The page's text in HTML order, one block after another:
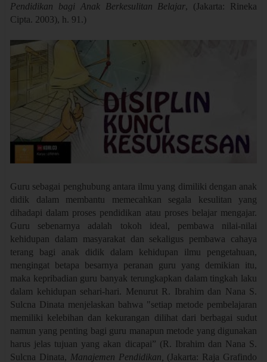
Pendidikan bagi Anak Berkesulitan Belajar, (Jakarta: Rineka
Cipta. 2003), h. 91.)
Guru sebagai penghubung antara ilmu yang dimiliki dengan anak
didik dalam membantu memecahkan segala kesulitan yang
dihadapi dalam proses pendidikan atau proses belajar mengajar.
Guru sebenarnya adalah tokoh ideal, pembawa nilai-nilai
kehidupan dalam masyarakat dan sekaligus pembawa cahaya
terang bagi anak didik dalam kehidupan ilmu pengetahuan,
mengingat betapa besarnya peranan guru yang demikian itu,
maka kepribadian guru banyak terungkapkan dalam tingkah laku
dalam kehidupan sehari-hari. Menurut R. Ibrahim dan Nana S.
Sulcna Dinata menjelaskan bahwa "setiap metode pembelajaran
memiliki kelebihan dan kekurangan dilihat dari berbagai sudut
namun yang penting bagi guru manapun metode yang digunakan
harus jelas tujuan yang akan dicapai” (R. Ibrahim dan Nana S.
Sulcna Dinata, Manajemen Pendidikan, (Jakarta: Raja Grafindo